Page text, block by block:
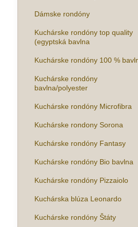
Dámske rondóny
Kuchárske rondóny top quality
(egyptská bavlna
Kuchárske rondóny 100 %
Kuchárske rondóny
bavlna/polyester
Kuchárske rondóny Microfibra
Kuchárske rondony Sorona
Kuchárske rondóny Fantasy
Kuchárske rondóny Bio bavlna
Kuchárske rondóny Pizzaiolo
Kuchárska blúza Leonardo
Kuchárske rondóny Štáty